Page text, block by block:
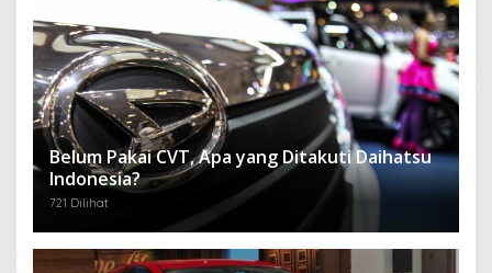
Belum Pakai CVT, Apa yang Ditakuti Daihatsu
Indonesia?
721 Dilihat